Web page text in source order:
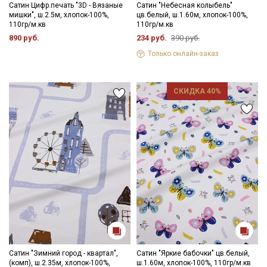
Сатин Цифр.печать "3D - Вязаные
мишки", ш.2.5м, хлопок-100%,
110гр/м.кв
890 руб.
Сатин "Небесная колыбель"
цв.белый, ш.1.60м, хлопок-100%,
110гр/м.кв
234 руб. 390 руб.
Только онлайн-заказ
Сатин "Зимний город - квартал",
(комп), ш.2.35м, хлопок-100%,
СКИДКА 40%
Сатин "Яркие бабочки" цв.белый,
ш.1.60м, хлопок-100%, 110гр/м.кв